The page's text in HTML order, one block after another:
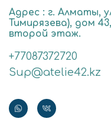
Адрес : г. Алматы,
Тимирязева), дом
второй этаж.
+77087372720
Sup@atelie42.kz